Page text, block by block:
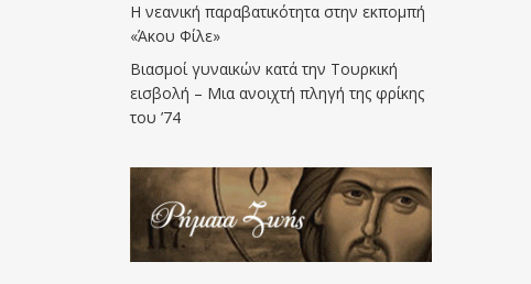
Η νεανική παραβατικότητα στην εκπομπή
«Άκου Φίλε»
Βιασμοί γυναικών κατά την Τουρκική
εισβολή – Μια ανοιχτή πληγή της φρίκης
του ’74